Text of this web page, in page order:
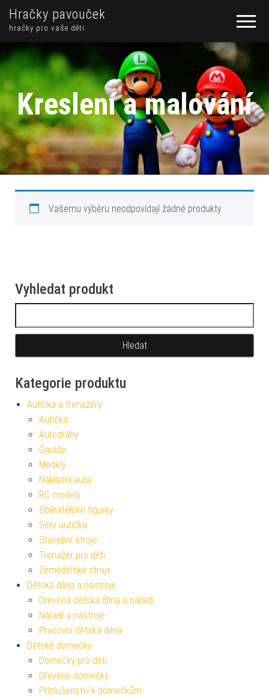
Hračky pavouček
hračky pro vaše děti
Kreslení a malování
Vašemu výběru neodpovídají žádné produkty.
Vyhledat produkt
Kategorie produktu
Autíčka a trenažéry
Autíčka
Autodráhy
Garáže
Modely
Nákladní auta
RC modely
Sběratelské figurky
Sety autíčka
Stavební stroje
Trenažér pro děti
Zemědělské stroje
Dětská dílna a nástroje
Dřevěná dětská dílna a nářadí
Nářadí a nástroje
Pracovní dětská dílna
Dětské domečky
Domečky pro děti
Dřevěné domečky
Příslušenství k domečkům